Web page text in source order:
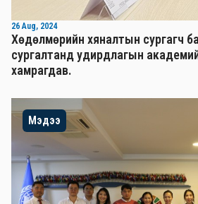
26 Aug, 2024
Хөдөлмөрийн хяналтын сургагч
сургалтанд удирдлагын
хамрагдав.
Мэдээ